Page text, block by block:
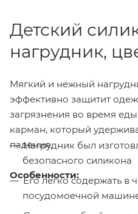
Детский
нагрудник,
Мягкий и нежный
эффективно защитит
загрязнения во время
карман, который
падения.
Особенности:
Нагрудник был
безопасного силикона
Его легко содержать в
посудомоечной